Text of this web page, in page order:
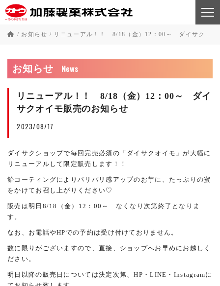
/ お知らせ / リニューアル！！ 8/18（金）12：00～ ダイサクオイモ販売のお知らせ
お知らせ News
リニューアル！！ 8/18（金）12：00～ ダイ
サクオイモ販売のお知らせ
2023/08/17
ダイサクショップで毎回完売必須の「ダイサクオイモ」が大幅に
リニューアルして限定販売します！！
飴コーティングによりパリパリ感アップのお芋に、たっぷりの蜜
をかけてお召し上がりください♡
販売は明日8/18（金）12：00～ なくなり次第終了となりま
す。
なお、お電話やHPでの予約は受け付けておりません。
数に限りがございますので、直接、ショップへお早めにお越しく
ださい。
明日以降の販売日については決定次第、HP・LINE・Instagramに